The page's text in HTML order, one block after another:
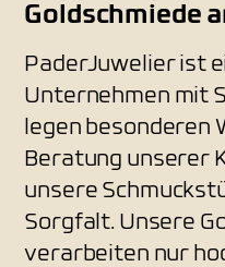
Goldschmiede
PaderJuwelier ist
Unternehmen mit
legen besonderen
Beratung unserer
unsere
Sorgfalt. Unsere
verarbeiten nur